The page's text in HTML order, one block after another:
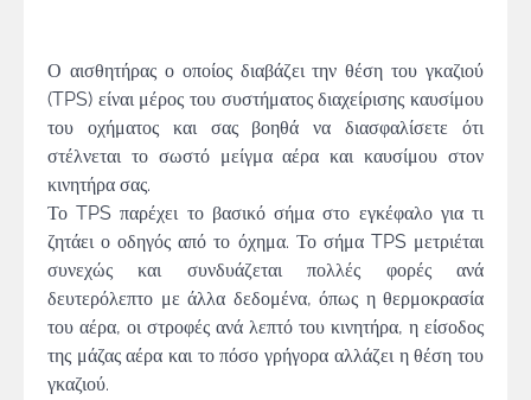
Ο αισθητήρας ο οποίος διαβάζει την θέση του γκαζιού
(TPS) είναι μέρος του συστήματος διαχείρισης καυσίμου
του οχήματος και σας βοηθά να διασφαλίσετε ότι
στέλνεται το σωστό μείγμα αέρα και καυσίμου στον
κινητήρα σας.
Το TPS παρέχει το βασικό σήμα στο εγκέφαλο για τι
ζητάει ο οδηγός από το όχημα. Το σήμα TPS μετριέται
συνεχώς και συνδυάζεται πολλές φορές ανά
δευτερόλεπτο με άλλα δεδομένα, όπως η θερμοκρασία
του αέρα, οι στροφές ανά λεπτό του κινητήρα, η είσοδος
της μάζας αέρα και το πόσο γρήγορα αλλάζει η θέση του
γκαζιού.